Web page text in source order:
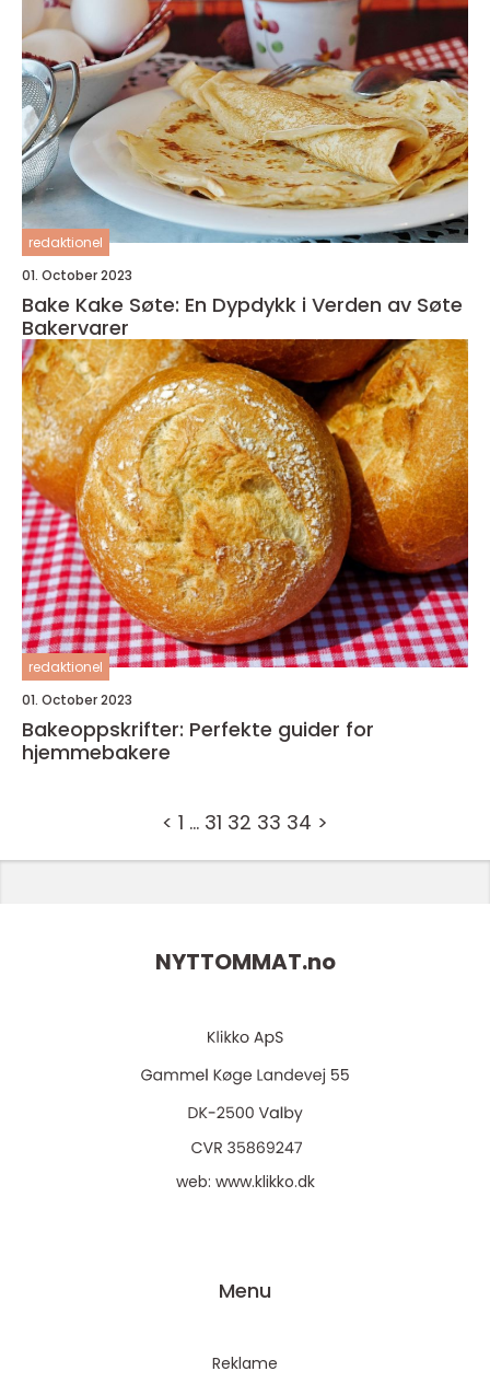
redaktionel
01. October 2023
Bake Kake Søte: En Dypdykk i Verden av Søte
Bakervarer
redaktionel
01. October 2023
Bakeoppskrifter: Perfekte guider for
hjemmebakere
< 1 … 31 32 33 34 >
NYTTOMMAT.no
web: www.klikko.dk
Menu
Reklame